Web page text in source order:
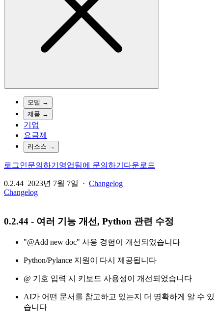
모델 →
제품 →
기업
요금제
리소스 →
로그인문의하기 영업팀에 문의하기 다운로드
0.2.44 2023년 7월 7일 · Changelog
Changelog
0.2.44 - 여러 기능 개선, Python 관련 수정
"@Add new doc" 사용 경험이 개선되었습니다
Python/Pylance 지원이 다시 제공됩니다
@ 기호 입력 시 키보드 사용성이 개선되었습니다
AI가 어떤 문서를 참고하고 있는지 더 명확하게 알 수 있
습니다